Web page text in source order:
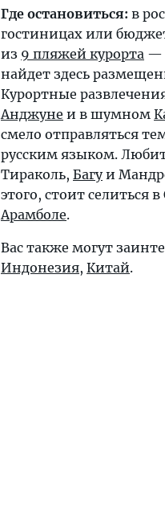
Где остановиться: в
гостиницах или
из 9 пляжей курорта —
найдет здесь
Курортные
Анджуне и в шумном
смело отправляться
русским языком.
Тираколь, Багуи
этого, стоит селиться
Арамболе.
Вас также могут
Индонезия, Китай.